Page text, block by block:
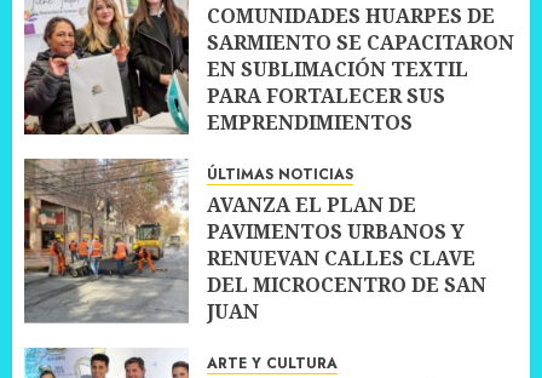
COMUNIDADES HUARPES DE
SARMIENTO SE CAPACITARON
EN SUBLIMACIÓN TEXTIL
PARA FORTALECER SUS
EMPRENDIMIENTOS
ÚLTIMAS NOTICIAS
AVANZA EL PLAN DE
PAVIMENTOS URBANOS Y
RENUEVAN CALLES CLAVE
DEL MICROCENTRO DE SAN
JUAN
ARTE Y CULTURA